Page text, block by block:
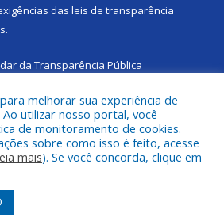
das leis de transparência
da Transparência Pública
a Câmara Municipal de Cachoeira
do Piriá.
Área Administrativa
melhorar sua experiência de
utilizar nosso portal, você
de monitoramento de cookies.
sobre como isso é feito, acesse
mais). Se você concorda, clique em